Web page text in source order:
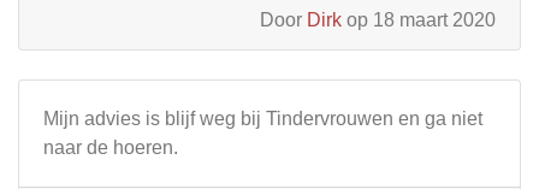
Door Dirk op 18 maart 2020
Mijn advies is blijf weg bij Tindervrouwen en ga niet
naar de hoeren.